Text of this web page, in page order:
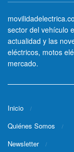
sector del vehículo
actualidad y las
eléctricos, motos
mercado.
Inicio
Quiénes Somos
Newsletter